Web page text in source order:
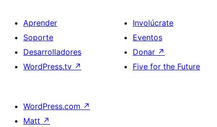
Aprender
Soporte
Desarrolladores
WordPress.tv ↗
Involúcrate
Eventos
Donar ↗
Five for the Future
WordPress.com ↗
Matt ↗